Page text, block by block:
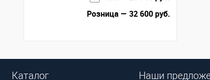
Розница — 32 600 руб.
Каталог Наши